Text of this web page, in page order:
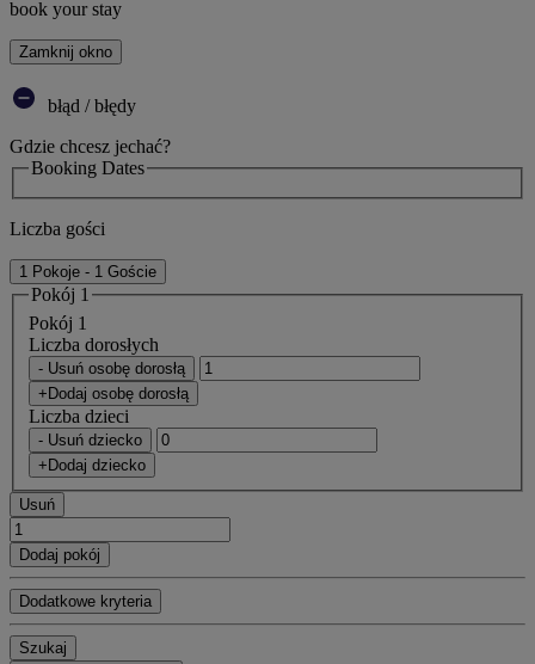
book your stay
Zamknij okno
błąd / błędy
Gdzie chcesz jechać?
Booking Dates
Liczba gości
1 Pokoje - 1 Goście
Pokój 1
Pokój 1
Liczba dorosłych
- Usuń osobę dorosłą
+Dodaj osobę dorosłą
Liczba dzieci
- Usuń dziecko
+Dodaj dziecko
Usuń
Dodaj pokój
Dodatkowe kryteria
Szukaj